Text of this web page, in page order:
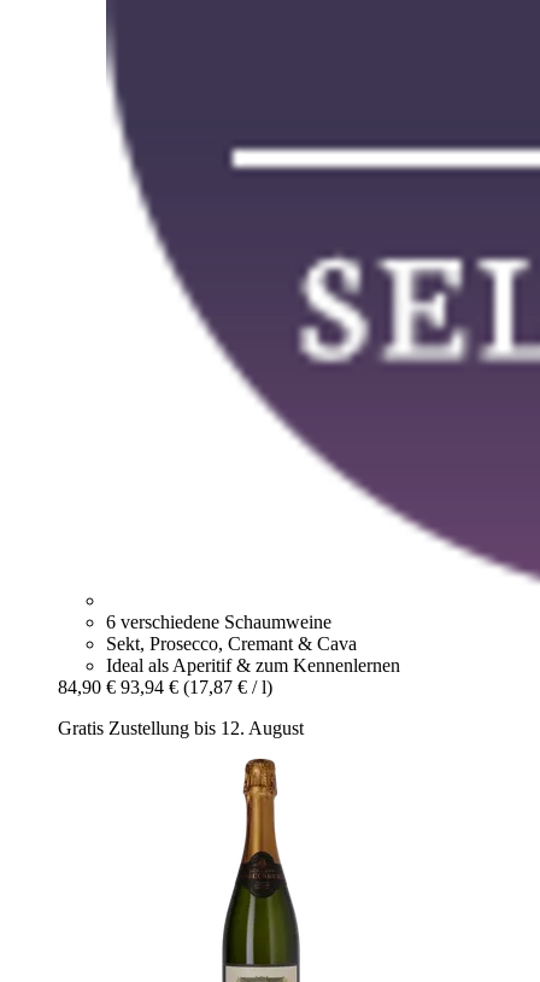
6 verschiedene Schaumweine
Sekt, Prosecco, Cremant & Cava
Ideal als Aperitif & zum Kennenlernen
84,90 € 93,94 € (17,87 € / l)
Gratis Zustellung bis 12. August